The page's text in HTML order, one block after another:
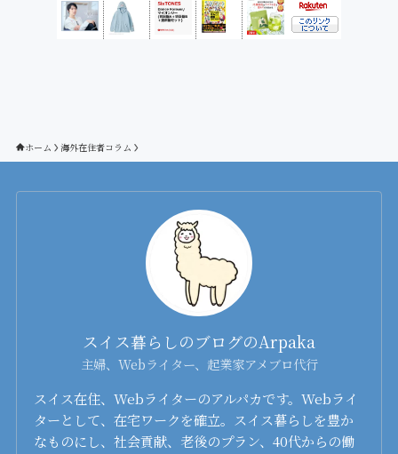
ホーム 海外在住者コラム
スイス暮らしのブログのArpaka
主婦、Webライター、起業家アメブロ代行
スイス在住、Webライターのアルパカです。Webライ
ターとして、在宅ワークを確立。スイス暮らしを豊か
なものにし、社会貢献、老後のプラン、40代からの働